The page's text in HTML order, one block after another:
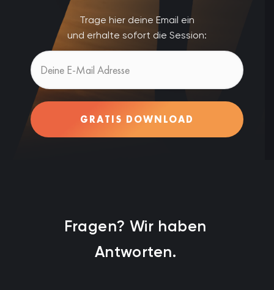
Trage hier deine Email ein
und erhalte sofort die Session:
GRATIS DOWNLOAD
Fragen? Wir haben
Antworten.